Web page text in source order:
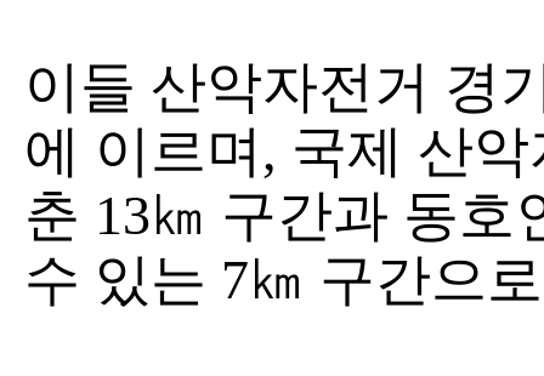
이들 산악자전거 경
에 이르며, 국제 산
춘 13㎞ 구간과 동
수 있는 7㎞ 구간으